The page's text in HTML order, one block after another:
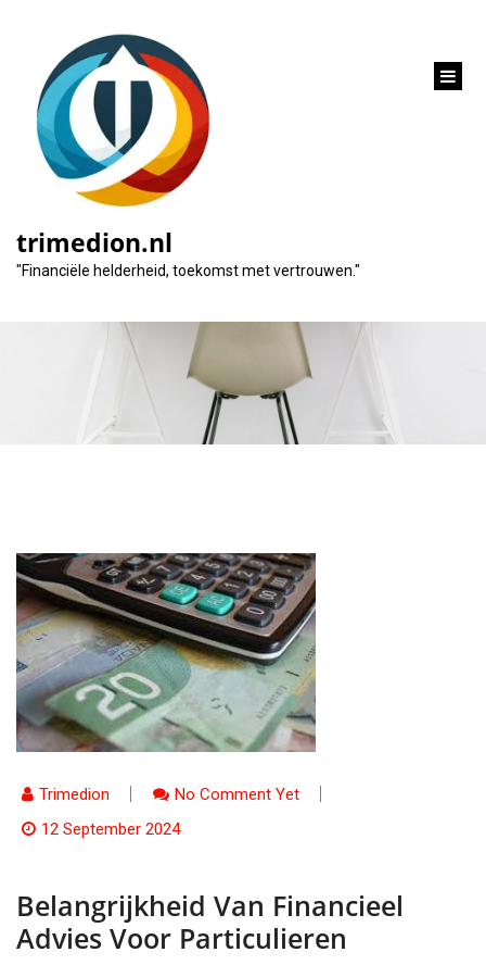
trimedion.nl
"Financiële helderheid, toekomst met vertrouwen."
Belangrijkheid van
Financieel Advies
voor Particulieren
Trimedion
No Comment Yet
12 September 2024
Belangrijkheid Van Financieel
Advies Voor Particulieren